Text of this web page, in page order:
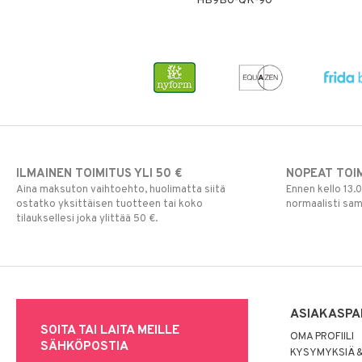
ILMAINEN TOIMITUS YLI 50 €
Aina maksuton vaihtoehto, huolimatta siitä
ostatko yksittäisen tuotteen tai koko
tilauksellesi joka ylittää 50 €.
NOPEAT
Ennen kello
normaalisti
SOITA TAI LAITA MEILLE
SÄHKÖPOSTIA
OMA PROFIILI
KYSYMYKSIÄ